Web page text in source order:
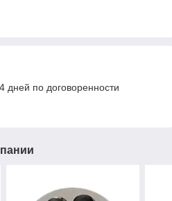
дней по договоренности